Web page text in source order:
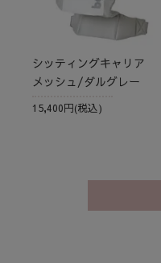
シッティングキャリア
メッシュ/ダルグレー
15,400円(税込)